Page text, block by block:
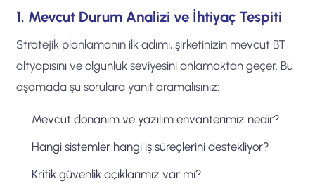
1. Mevcut Durum Analizi ve İhtiyaç Tespiti
Stratejik planlamanın ilk adımı, şirketinizin mevcut BT
altyapısını ve olgunluk seviyesini anlamaktan geçer. Bu
aşamada şu sorulara yanıt aramalısınız:
Mevcut donanım ve yazılım envanterimiz nedir?
Hangi sistemler hangi iş süreçlerini destekliyor?
Kritik güvenlik açıklarımız var mı?